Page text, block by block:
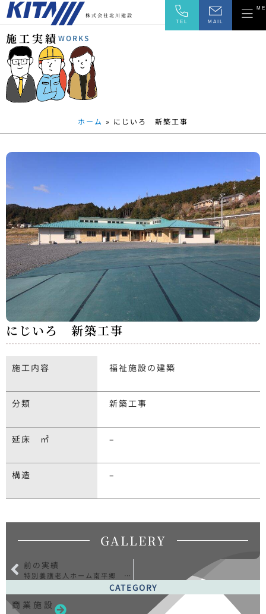
株式会社北川建設
TEL MAIL
施 工 実績 WORKS
ホーム » にじいろ 新築工事
にじいろ 新築工事
施工内容 福祉施設の建築
分類 新築工事
延床 ㎡ –
構造 –
GALLERY
前の実績
特別養護老人ホーム南平郷 新築工事
CATEGORY
商業施設